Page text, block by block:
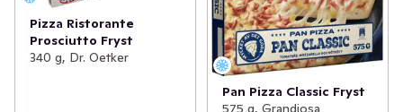
Pizza Ristorante
Prosciutto Fryst
340 g, Dr. Oetker
Pan Pizza Classic Fryst
575 g, Grandiosa